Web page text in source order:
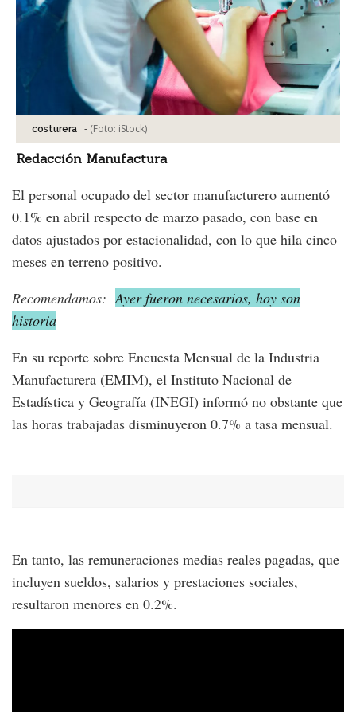
costurera - (Foto: iStock)
Redacción Manufactura
El personal ocupado del sector manufacturero aumentó
0.1% en abril respecto de marzo pasado, con base en
datos ajustados por estacionalidad, con lo que hila cinco
meses en terreno positivo.
Recomendamos: Ayer fueron necesarios, hoy son
historia
En su reporte sobre Encuesta Mensual de la Industria
Manufacturera (EMIM), el Instituto Nacional de
Estadística y Geografía (INEGI) informó no obstante que
las horas trabajadas disminuyeron 0.7% a tasa mensual.
En tanto, las remuneraciones medias reales pagadas, que
incluyen sueldos, salarios y prestaciones sociales,
resultaron menores en 0.2%.